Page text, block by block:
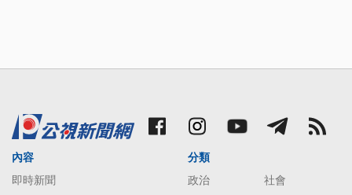
內容
即時新聞
分類
政治
社會